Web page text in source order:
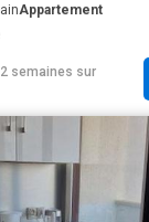
Appartement
semaines sur